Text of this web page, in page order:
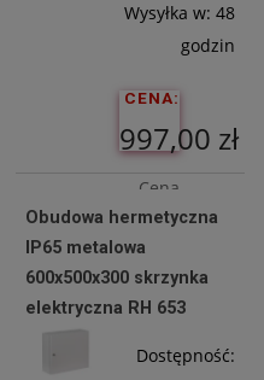
Wysyłka w: 48
godzin
CENA:
997,00 zł
Cena
netto:
810,57 zł
Do
Obudowa hermetyczna
IP65 metalowa
600x500x300 skrzynka
elektryczna RH 653
Dostępność: